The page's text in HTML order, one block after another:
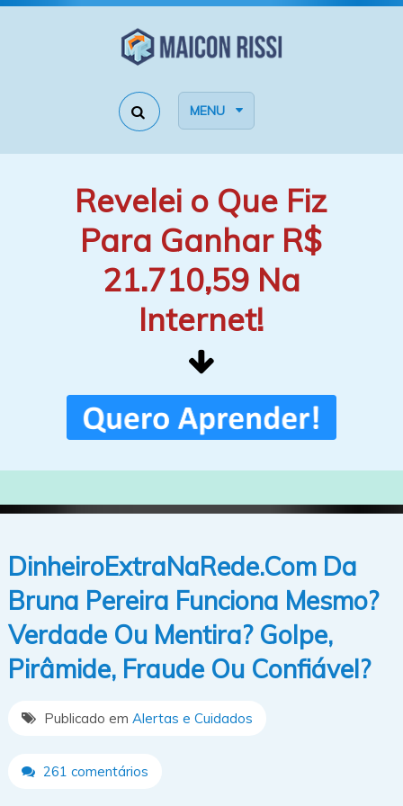
MENU
Revelei o Que Fiz
Para Ganhar R$
21.710,59 Na
Internet!
DinheiroExtraNaRede.Com Da
Bruna Pereira Funciona Mesmo?
Verdade Ou Mentira? Golpe,
Pirâmide, Fraude Ou Confiável?
Publicado em Alertas e Cuidados
261 comentários